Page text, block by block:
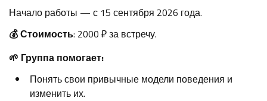
Начало работы — с 15 сентября 2026 года.
💰 Стоимость: 2000 ₽ за встречу.
🌱 Группа помогает:
Понять свои привычные модели поведения и
изменить их.